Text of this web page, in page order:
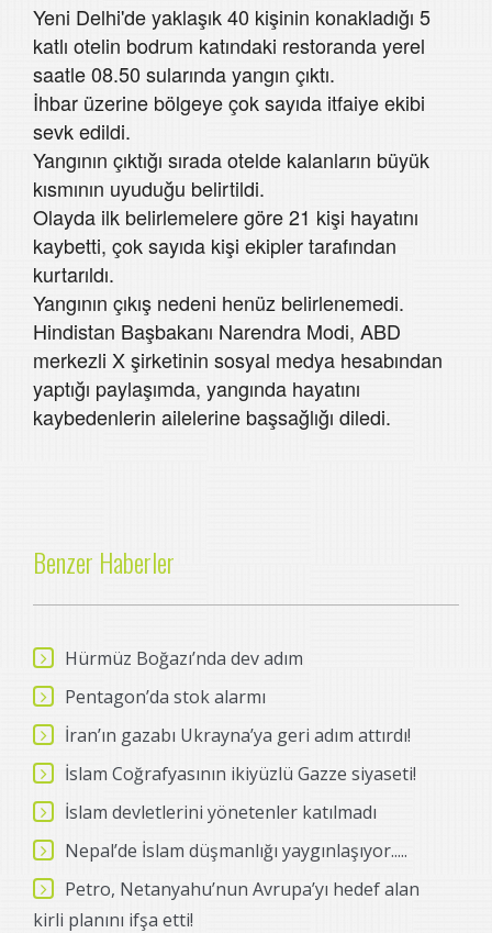
Yeni Delhi'de yaklaşık 40 kişinin konakladığı 5
katlı otelin bodrum katındaki restoranda yerel
saatle 08.50 sularında yangın çıktı.
İhbar üzerine bölgeye çok sayıda itfaiye ekibi
sevk edildi.
Yangının çıktığı sırada otelde kalanların büyük
kısmının uyuduğu belirtildi.
Olayda ilk belirlemelere göre 21 kişi hayatını
kaybetti, çok sayıda kişi ekipler tarafından
kurtarıldı.
Yangının çıkış nedeni henüz belirlenemedi.
Hindistan Başbakanı Narendra Modi, ABD
merkezli X şirketinin sosyal medya hesabından
yaptığı paylaşımda, yangında hayatını
kaybedenlerin ailelerine başsağlığı diledi.
Benzer Haberler
Hürmüz Boğazı’nda dev adım
Pentagon’da stok alarmı
İran’ın gazabı Ukrayna’ya geri adım attırdı!
İslam Coğrafyasının ikiyüzlü Gazze siyaseti!
İslam devletlerini yönetenler katılmadı
Nepal’de İslam düşmanlığı yaygınlaşıyor.....
Petro, Netanyahu’nun Avrupa’yı hedef alan
kirli planını ifşa etti!